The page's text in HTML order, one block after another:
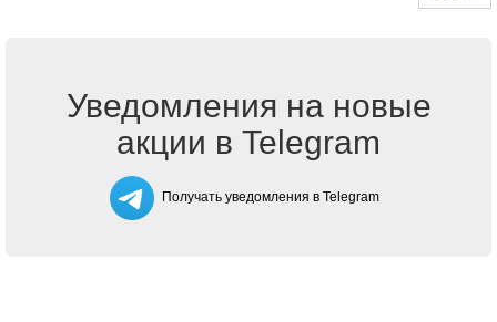
Уведомления на новые
акции в Telegram
Получать уведомления в Telegram